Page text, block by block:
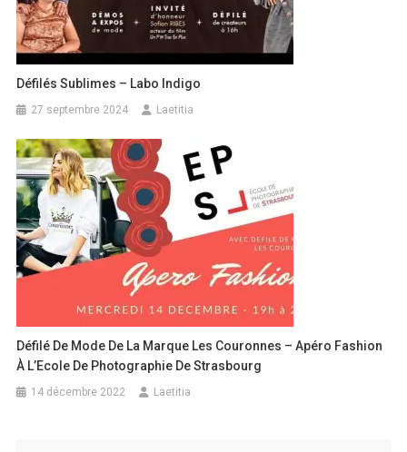
Défilés Sublimes – Labo Indigo
27 septembre 2024 Laetitia
Défilé De Mode De La Marque Les Couronnes – Apéro Fashion
À L’Ecole De Photographie De Strasbourg
14 décembre 2022 Laetitia